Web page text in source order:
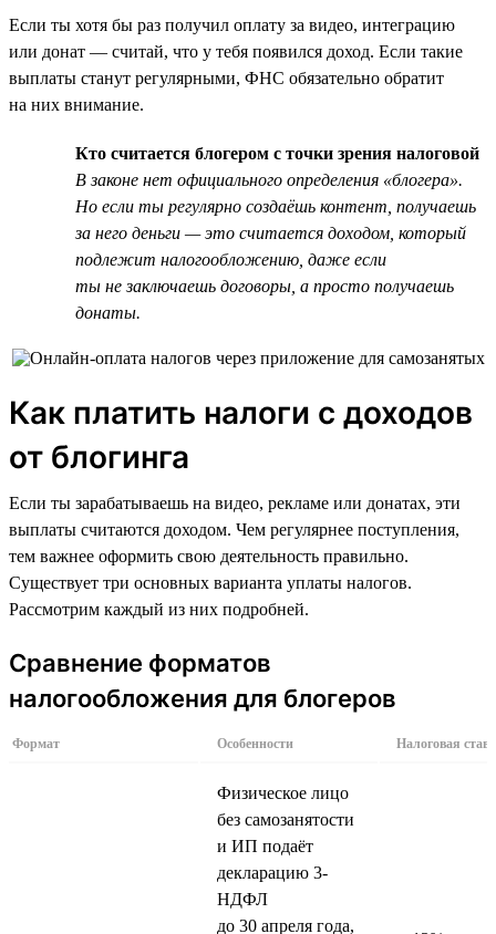
Если ты хотя бы раз получил оплату за видео, интеграцию
или донат — считай, что у тебя появился доход. Если такие
выплаты станут регулярными, ФНС обязательно обратит
на них внимание.
Кто считается блогером с точки зрения налоговой
В законе нет официального определения «блогера».
Но если ты регулярно создаёшь контент, получаешь
за него деньги — это считается доходом, который
подлежит налогообложению, даже если
ты не заключаешь договоры, а просто получаешь
донаты.
Как платить налоги с доходов
от блогинга
Если ты зарабатываешь на видео, рекламе или донатах, эти
выплаты считаются доходом. Чем регулярнее поступления,
тем важнее оформить свою деятельность правильно.
Существует три основных варианта уплаты налогов.
Рассмотрим каждый из них подробней.
Сравнение форматов
налогообложения для блогеров
Формат Особенности Налоговая
Физическое лицо
без самозанятости
и ИП подаёт
декларацию 3-
НДФЛ
до 30 апреля года,